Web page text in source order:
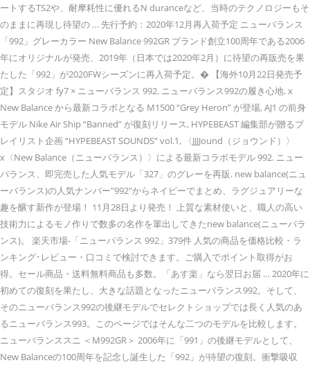
ートするTS2や、耐摩耗性に優れるN duranceなど、当時のテクノロジーもそ
のままに再現し待望の … 先行予約：2020年12月再入荷予定 ニューバランス
「992」グレーカラー New Balance 992GR ブランド創立100周年である2006
年にオリジナルが発売、2019年（日本では2020年2月）に待望の再販売を果
たした「992」が2020FWシーズンに再入荷予定。� 【海外10月22日発売予
定】スタジオ fy7 × ニューバランス 992. ニューバランス992の履き心地. x
New Balance から最新コラボとなる M1500 “Grey Heron” が登場, AJ1 の前身
モデル Nike Air Ship “Banned” が復刻リリース, HYPEBEAST 編集部が贈るプ
レイリスト企画 “HYPEBEAST SOUNDS” vol.1, 〈JJJJound（ジョウンド）〉
x〈New Balance（ニューバランス）〉による最新コラボモデル 992. ニュー
バランス、即完売した人気モデル「327」のグレーを再販. new balance(ニュ
ーバランス)の人気ナンバー"992"からネイビーでまとめ、ラグジュアリーな
趣を醸す新作が登場！ 11月28日より発売！ 上質な素材使いと、職人の高い
技術力によるモノ作りで数多の名作を輩出してきたnew balance(ニューバラ
ンス)。 楽天市場-「ニューバランス 992」379件 人気の商品を価格比較・ラ
ンキング･レビュー・口コミで検討できます。ご購入でポイント取得がお
得。セール商品・送料無料商品も多数。「あす楽」なら翌日お届 … 2020年に
初めての復刻を果たし、大きな話題となったニューバランス992。そして、
そのニューバランス992の後継モデルでセレクトショップでは長く人気のあ
るニューバランス993。このページではそんな二つのモデルを比較します。
ニューバランススニ ＜M992GR＞ 2006年に「991」の後継モデルとして、
New Balanceの100周年を記念し誕生した「992」が待望の復刻。衝撃吸収